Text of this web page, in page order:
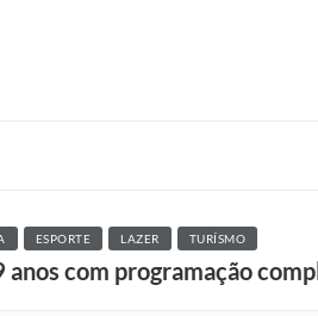
ESPORTE LAZER TURÍSMO
com programação